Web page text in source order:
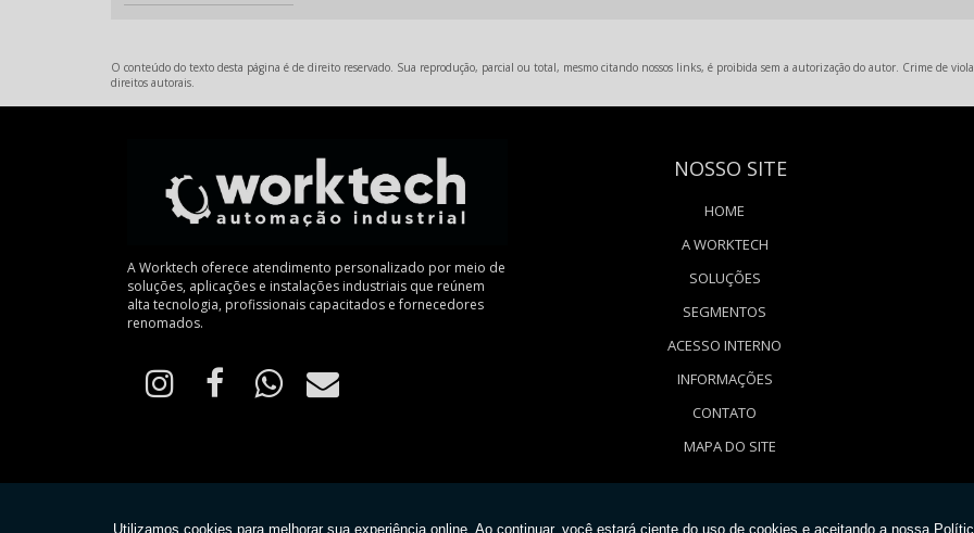
O conteúdo do texto desta página é de direito reservado. Sua reprodução, parcial ou total, mesmo citando nossos links, é proibida sem a autorização do autor. Crime de
direitos autorais
A Worktech oferece atendimento personalizado por meio de
soluções, aplicações e instalações industriais que reúnem
alta tecnologia, profissionais capacitados e fornecedores
renomados.
NOSSO SITE
HOME
A WORKTECH
SOLUÇÕES
SEGMENTOS
ACESSO INTERNO
INFORMAÇÕES
CONTATO
MAPA DO SITE